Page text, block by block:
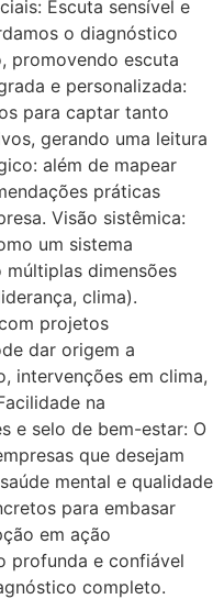
Escuta sensível e
o diagnóstico
promovendo escuta
e personalizada:
para captar tanto
gerando uma leitura
além de mapear
práticas
Visão sistêmica:
um sistema
dimensões
clima).
projetos
dar origem a
intervenções em clima,
na
e selo de bem-estar: O
que desejam
mental e qualidade
para embasar
em ação
profunda e confiável
completo.